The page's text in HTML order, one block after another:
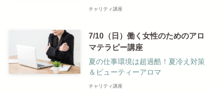
チャリティ講座
7/10（日）働く女性のためのアロ
マテラピー講座
夏の仕事環境は超過酷！夏冷え対策
＆ビューティーアロマ
チャリティ講座